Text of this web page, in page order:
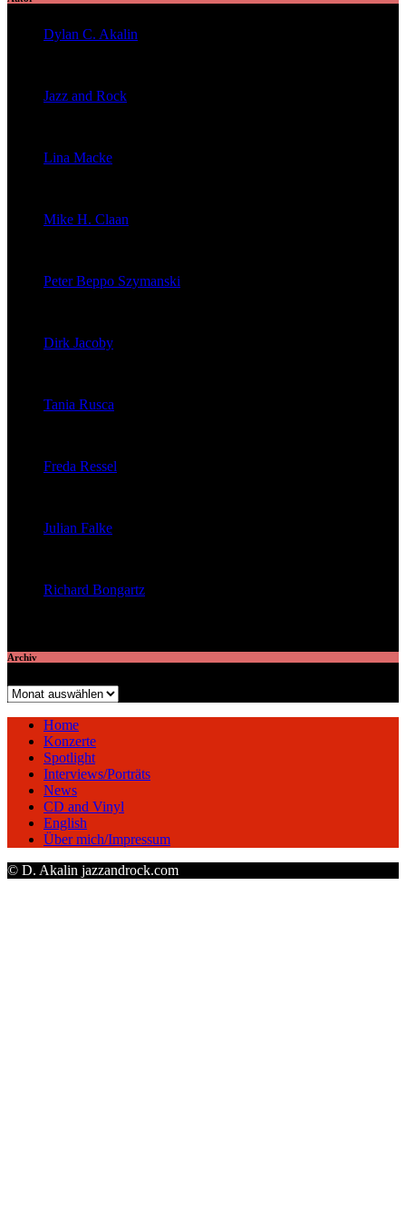
Dylan C. Akalin
Jazz and Rock
Lina Macke
Mike H. Claan
Peter Beppo Szymanski
Dirk Jacoby
Tania Rusca
Freda Ressel
Julian Falke
Richard Bongartz
Archiv
Archiv
Home
Konzerte
Spotlight
Interviews/Porträts
News
CD and Vinyl
English
Über mich/Impressum
© D. Akalin jazzandrock.com